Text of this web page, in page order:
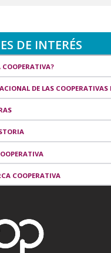
DE INTERÉS
COOPERATIVA?
DE LAS COOPERATIVAS
COOPERATIVA